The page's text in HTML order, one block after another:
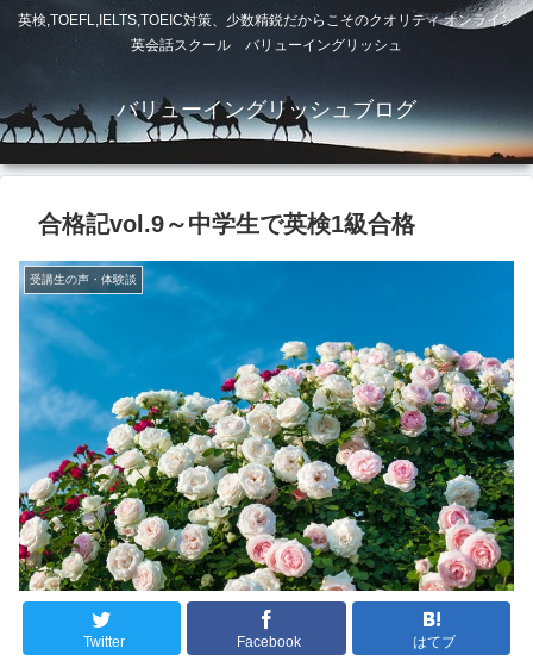
英検,TOEFL,IELTS,TOEIC対策、少数精鋭だからこそのクオリティ オンライン
英会話スクール バリューイングリッシュ
バリューイングリッシュブログ
合格記vol.9～中学生で英検1級合格
受講生の声・体験談
Twitter Facebook はてブ